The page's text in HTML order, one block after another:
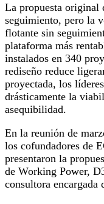
La propuesta original
seguimiento, pero la
flotante sin
plataforma más
instalados en 340
rediseño reduce
proyectada, los
drásticamente la
asequibilidad.
En la reunión de
los cofundadores de
presentaron la
de Working Power,
consultora encargada